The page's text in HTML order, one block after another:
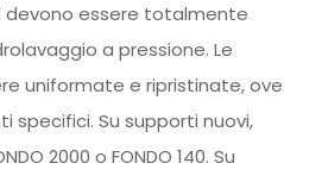
devono essere totalmente
a pressione. Le
uniformate e ripristinate, ove
specifici. Su supporti nuovi,
2000 o FONDO 140. Su